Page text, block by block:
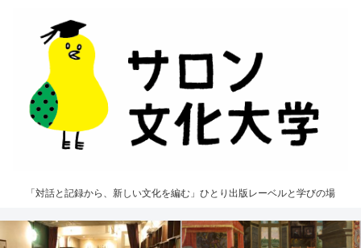
「対話と記録から、新しい文化を編む」ひとり出版レーベルと学びの場